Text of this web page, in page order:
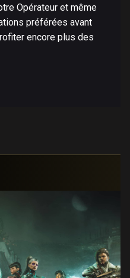
Opérateur et même
préférées avant
encore plus des